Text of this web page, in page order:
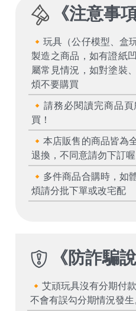
《注意事
🔸玩具（公仔模型、盒
製造之商品，如有證紙
屬常見情況，如對塗裝
煩不要購買
🔸請務必閱讀完商品
買！
🔸本店販售的商品皆為
退換，不同意請勿下訂喔
🔸多件商品合購時，如
煩請分批下單或改宅配
《防詐騙
🔸艾頑玩具沒有分期付
不會有誤勾分期情況發生